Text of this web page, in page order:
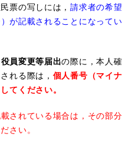
票の写しには，請求者の希望
が記載されることになってい
役員変更等届出の際に，本人確
れる際は， 個人番号（マイナ
てください。
されている場合は，その部分
さい。